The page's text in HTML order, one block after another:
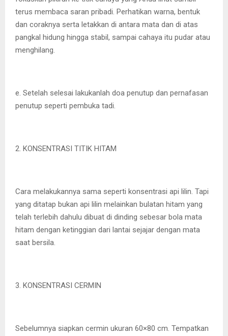
terus membaca saran pribadi. Perhatikan warna, bentuk
dan coraknya serta letakkan di antara mata dan di atas
pangkal hidung hingga stabil, sampai cahaya itu pudar atau
menghilang.
e. Setelah selesai lakukanlah doa penutup dan pernafasan
penutup seperti pembuka tadi.
2. KONSENTRASI TITIK HITAM
Cara melakukannya sama seperti konsentrasi api lilin. Tapi
yang ditatap bukan api lilin melainkan bulatan hitam yang
telah terlebih dahulu dibuat di dinding sebesar bola mata
hitam dengan ketinggian dari lantai sejajar dengan mata
saat bersila.
3. KONSENTRASI CERMIN
Sebelumnya siapkan cermin ukuran 60×80 cm. Tempatkan